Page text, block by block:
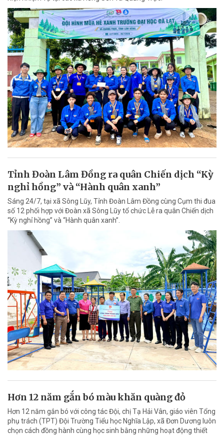
Tỉnh Đoàn Lâm Đồng ra quân Chiến dịch “Kỳ
nghỉ hồng” và “Hành quân xanh”
Sáng 24/7, tại xã Sông Lũy, Tỉnh Đoàn Lâm Đồng cùng Cụm thi đua
số 12 phối hợp với Đoàn xã Sông Lũy tổ chức Lễ ra quân Chiến dịch
“Kỳ nghỉ hồng” và “Hành quân xanh”.
Hơn 12 năm gắn bó màu khăn quàng đỏ
Hơn 12 năm gắn bó với công tác Đội, chị Tạ Hải Vân, giáo viên Tổng
phụ trách (TPT) Đội Trường Tiểu học Nghĩa Lập, xã Đơn Dương luôn
chọn cách đồng hành cùng học sinh bằng những hoạt động thiết